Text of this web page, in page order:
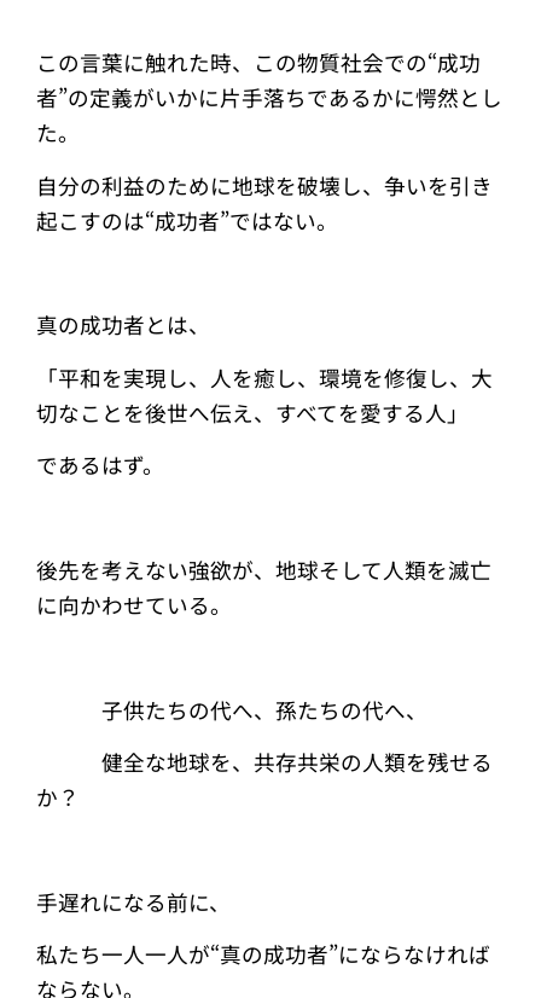
この言葉に触れた時、この物質社会での“成功
者”の定義がいかに片手落ちであるかに愕然とし
た。
自分の利益のために地球を破壊し、争いを引き
起こすのは“成功者”ではない。
真の成功者とは、
「平和を実現し、人を癒し、環境を修復し、大
切なことを後世へ伝え、すべてを愛する人」
であるはず。
後先を考えない強欲が、地球そして人類を滅亡
に向かわせている。
子供たちの代へ、孫たちの代へ、
健全な地球を、共存共栄の人類を残せる
か？
手遅れになる前に、
私たち一人一人が“真の成功者”にならなければ
ならない。